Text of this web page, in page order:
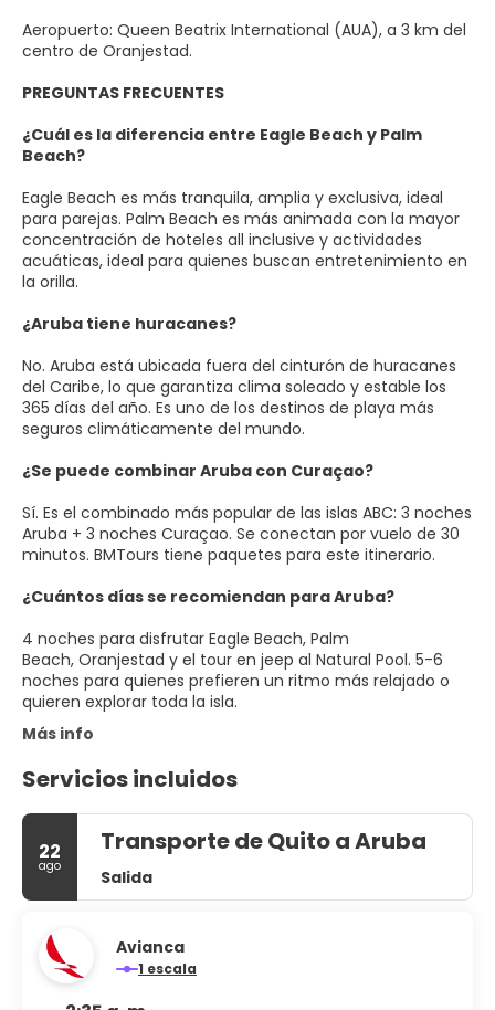
Aeropuerto: Queen Beatrix International (AUA), a 3 km del
centro de Oranjestad.
PREGUNTAS FRECUENTES
¿Cuál es la diferencia entre Eagle Beach y Palm
Beach?
Eagle Beach es más tranquila, amplia y exclusiva, ideal
para parejas. Palm Beach es más animada con la mayor
concentración de hoteles all inclusive y actividades
acuáticas, ideal para quienes buscan entretenimiento en
la orilla.
¿Aruba tiene huracanes?
No. Aruba está ubicada fuera del cinturón de huracanes
del Caribe, lo que garantiza clima soleado y estable los
365 días del año. Es uno de los destinos de playa más
seguros climáticamente del mundo.
¿Se puede combinar Aruba con Curaçao?
Sí. Es el combinado más popular de las islas ABC: 3 noches
Aruba + 3 noches Curaçao. Se conectan por vuelo de 30
minutos. BMTours tiene paquetes para este itinerario.
¿Cuántos días se recomiendan para Aruba?
4 noches para disfrutar Eagle Beach, Palm
Beach, Oranjestad y el tour en jeep al Natural Pool. 5-6
noches para quienes prefieren un ritmo más relajado o
quieren explorar toda la isla.
Más info
Servicios incluidos
22
ago
Transporte de Quito a Aruba
Salida
Avianca
1 escala